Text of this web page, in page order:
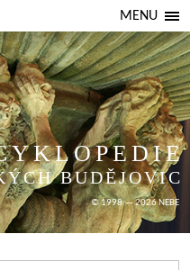
MENU
BUDĚJOVIC
© 1998 — 2026 NEBE